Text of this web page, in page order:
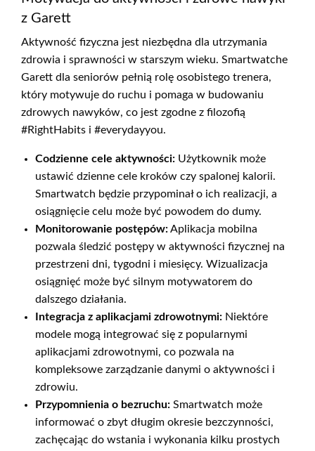
z Garett
Aktywność fizyczna jest niezbędna dla utrzymania
zdrowia i sprawności w starszym wieku. Smartwatche
Garett dla seniorów pełnią rolę osobistego trenera,
który motywuje do ruchu i pomaga w budowaniu
zdrowych nawyków, co jest zgodne z filozofią
#RightHabits i #everydayyou.
Codzienne cele aktywności: Użytkownik może
ustawić dzienne cele kroków czy spalonej kalorii.
Smartwatch będzie przypominał o ich realizacji, a
osiągnięcie celu może być powodem do dumy.
Monitorowanie postępów:Aplikacja mobilna
pozwala śledzić postępy w aktywności fizycznej na
przestrzeni dni, tygodni i miesięcy. Wizualizacja
osiągnięć może być silnym motywatorem do
dalszego działania.
Integracja z aplikacjami zdrowotnymi: Niektóre
modele mogą integrować się z popularnymi
aplikacjami zdrowotnymi, co pozwala na
kompleksowe zarządzanie danymi o aktywności i
zdrowiu.
Przypomnienia o bezruchu: Smartwatch może
informować o zbyt długim okresie bezczynności,
zachęcając do wstania i wykonania kilku prostych